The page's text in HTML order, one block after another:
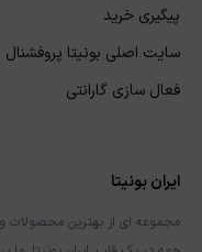
پیگیری خرید
سایت اصلی بونیتا پروفشنال
فعال سازی گارانتی
ایران بونیتا
مجموعه ای از بهترین محصولات